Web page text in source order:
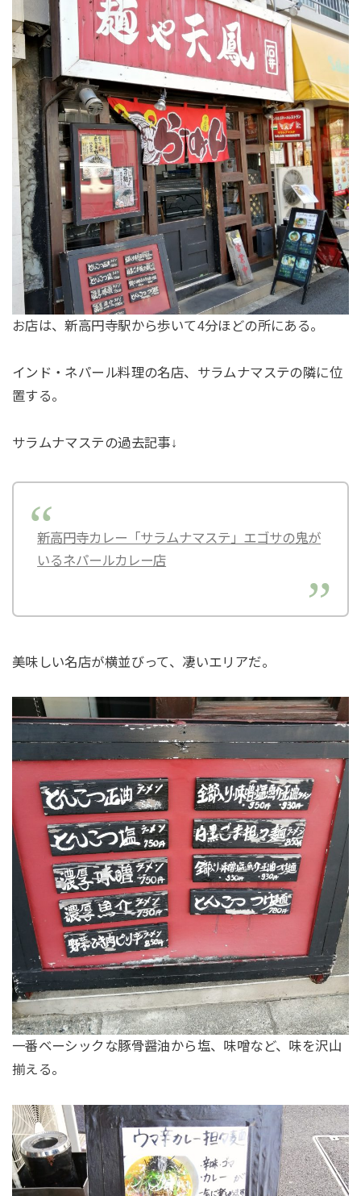
お店は、新高円寺駅から歩いて4分ほどの所にある。
インド・ネパール料理の名店、サラムナマステの隣に位
置する。
サラムナマステの過去記事↓
新高円寺カレー「サラムナマステ」エゴサの鬼が
いるネパールカレー店
美味しい名店が横並びって、凄いエリアだ。
一番ベーシックな豚骨醤油から塩、味噌など、味を沢山
揃える。